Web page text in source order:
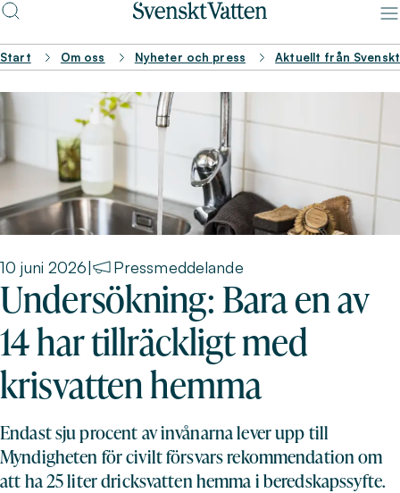
Start Om oss Nyheter och press Aktuellt från
10 juni 2026| Pressmeddelande
Undersökning: Bara en av
14 har tillräckligt med
krisvatten hemma
Endast sju procent av invånarna lever upp till
Myndigheten för civilt försvars rekommendation om
att ha 25 liter dricksvatten hemma i beredskapssyfte.